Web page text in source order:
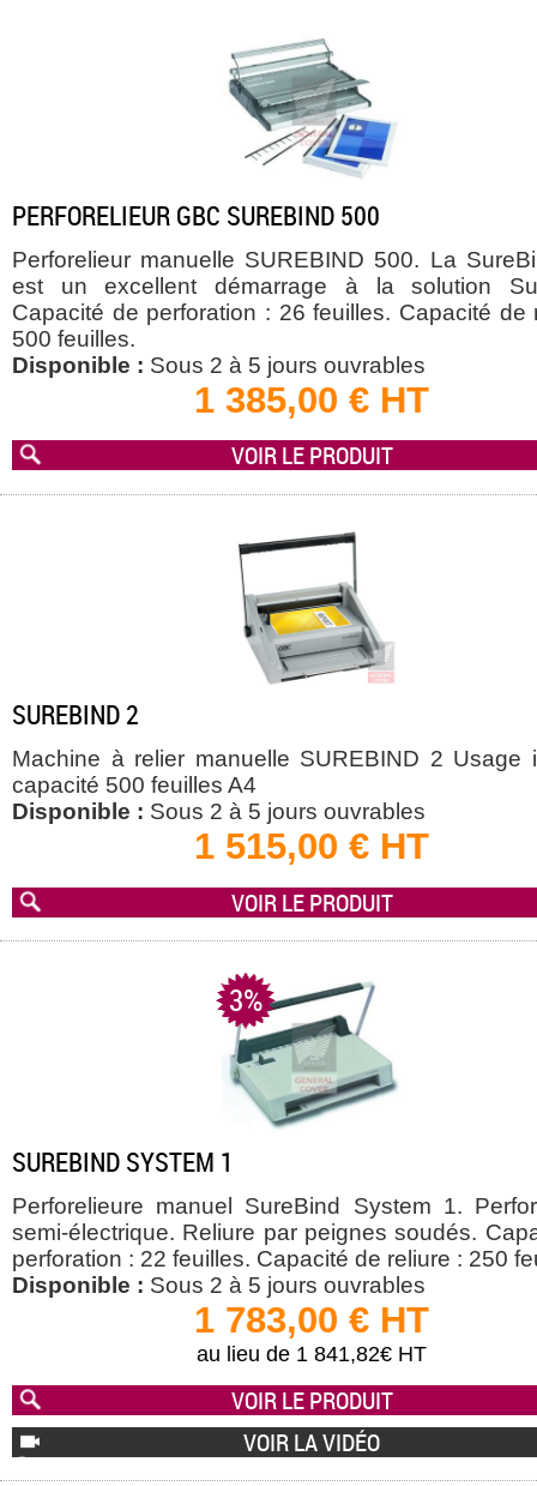
PERFORELIEUR GBC SUREBIND 500
Perforelieur manuelle SUREBIND 500. La
est un excellent démarrage à la solution
Capacité de perforation : 26 feuilles. Capacité de
500 feuilles.
Disponible : Sous 2 à 5 jours ouvrables
1 385,00 € HT
VOIR LE PRODUIT
SUREBIND 2
Machine à relier manuelle SUREBIND 2 Usage
capacité 500 feuilles A4
Disponible : Sous 2 à 5 jours ouvrables
1 515,00 € HT
VOIR LE PRODUIT
3%
SUREBIND SYSTEM 1
Perforelieure manuel SureBind System 1.
semi-électrique. Reliure par peignes soudés.
perforation : 22 feuilles. Capacité de reliure : 250
Disponible : Sous 2 à 5 jours ouvrables
1 783,00 € HT
au lieu de 1 841,82€ HT
VOIR LE PRODUIT
VOIR LA VIDÉO